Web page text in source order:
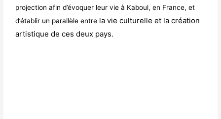
projection afin d’évoquer leur vie à Kaboul, en France, et
d’établir un parallèle entre la vie culturelle et la création
artistique de ces deux pays.